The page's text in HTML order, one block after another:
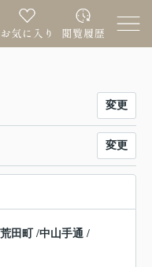
変更
変更
荒田町/中山手通 /